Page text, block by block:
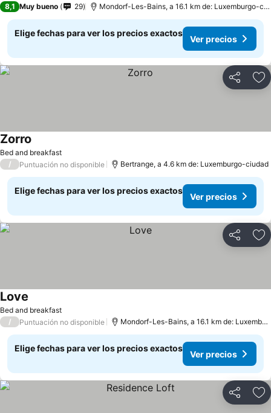
8,1 Muy bueno 29 Mondorf-Les-Bains, a 16.1 km de: Luxemburgo-ciudad
Elige fechas para ver los precios exactos
Ver precios
Compartir
Bed and breakfast
Zorro
/ Puntuación no disponible Bertrange, a 4.6 km de: Luxemburgo-ciudad
Elige fechas para ver los precios exactos
Ver precios
Compartir
Bed and breakfast
Love
/ Puntuación no disponible Mondorf-Les-Bains, a 16.1 km de: Luxemburgo-ciudad
Elige fechas para ver los precios exactos
Ver precios
Compartir